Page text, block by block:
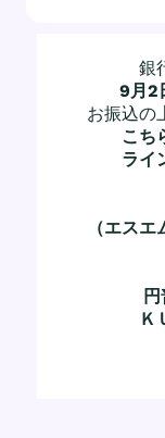
銀
9月2
お振込の
こち
ライ
（エス
Ｋ